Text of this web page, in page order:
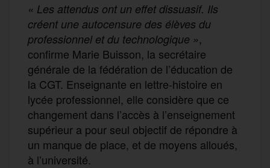
« Les attendus ont un effet dissuasif. Ils
créent une autocensure des élèves du
professionnel et du technologique »,
confirme Marie Buisson, la secrétaire
générale de la fédération de l’éducation de
la CGT. Enseignante en lettre-histoire en
lycée professionnel, elle considère que ce
changement dans l’accès à l’enseignement
supérieur a pour seul objectif de répondre à
un manque de place, et de moyens alloués,
à l’université.